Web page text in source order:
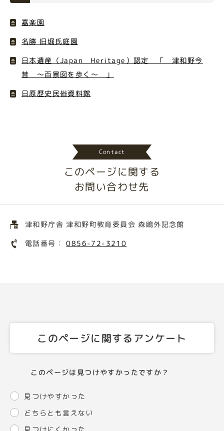
嘉楽園
名勝 旧堀氏庭園
日本遺産（Japan Heritage）認定 「 津和野今
昔 ～百景図を歩く～ 」
日原歴史民俗資料館
Contact
このページに関する
お問い合わせ先
津和野庁舎 津和野町教育委員会 森鴎外記念館
電話番号：0856-72-3210
このページに関するアンケート
このページは見つけやすかったですか？
見つけやすかった
どちらとも言えない